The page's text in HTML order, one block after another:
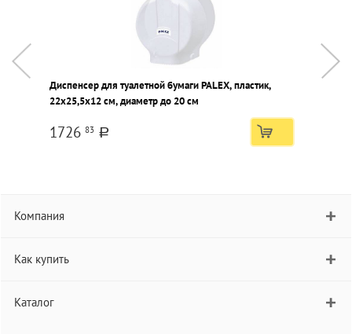
Диспенсер для туалетной бумаги PALEX, пластик,
22х25,5х12 см, диаметр до 20 см
1726 83 a
Компания
Как купить
Каталог